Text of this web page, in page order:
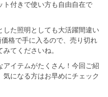
ト付きで使い方も自由自在で
した照明としても大活躍間違い
格で手に入るので、売り切れ
てくださいね。
アイテムがたくさん！今回ご紹
になる方はお早めにチェック